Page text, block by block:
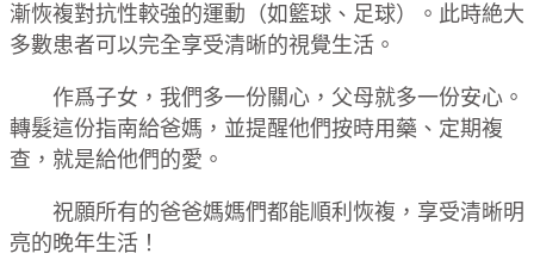
漸恢複對抗性較強的運動（如籃球、足球）。此時絶大
多數患者可以完全享受清晰的視覺生活。
作爲子女，我們多一份關心，父母就多一份安心。
轉髮這份指南給爸媽，並提醒他們按時用藥、定期複
查，就是給他們的愛。
祝願所有的爸爸媽媽們都能順利恢複，享受清晰明
亮的晚年生活！